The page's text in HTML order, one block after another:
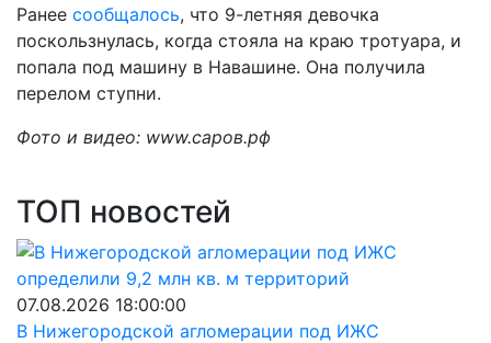
Ранее сообщалось, что 9-летняя девочка
поскользнулась, когда стояла на краю тротуара, и
попала под машину в Навашине. Она получила
перелом ступни.
Фото и видео: www.саров.рф
ТОП новостей
07.08.2026 18:00:00
В Нижегородской агломерации под ИЖС